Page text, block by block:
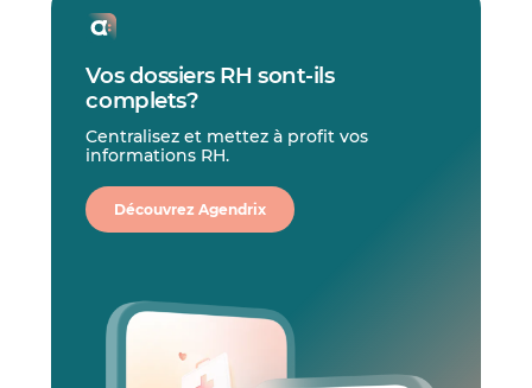
Vos dossiers RH sont-ils
complets?
Centralisez et mettez à profit vos
informations RH.
Découvrez Agendrix